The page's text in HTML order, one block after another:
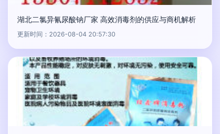
湖北二氯异氰尿酸钠厂家 高效消毒剂的供应与商机解析
更新时间：2026-08-04 20:57:30